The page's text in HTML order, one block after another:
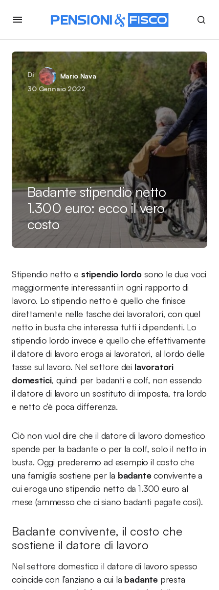
Di
Mario Nava
30 Gennaio 2022
Badante stipendio netto
1.300 euro: ecco il vero
costo
Stipendio netto e stipendio lordo sono le due voci
maggiormente interessanti in ogni rapporto di
lavoro. Lo stipendio netto è quello che finisce
direttamente nelle tasche dei lavoratori, con quel
netto in busta che interessa tutti i dipendenti. Lo
stipendio lordo invece è quello che effettivamente
il datore di lavoro eroga ai lavoratori, al lordo delle
tasse sul lavoro. Nel settore dei lavoratori
domestici, quindi per badanti e colf, non essendo
il datore di lavoro un sostituto di imposta, tra lordo
e netto c’è poca differenza.
Ciò non vuol dire che il datore di lavoro domestico
spende per la badante o per la colf, solo il netto in
busta. Oggi prederemo ad esempio il costo che
una famiglia sostiene per la badanteconvivente a
cui eroga uno stipendio netto da 1.300 euro al
mese (ammesso che ci siano badanti pagate così).
Badante convivente, il costo che
sostiene il datore di lavoro
Nel settore domestico il datore di lavoro spesso
coincide con l’anziano a cui la badante presta